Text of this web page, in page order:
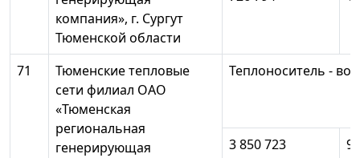
компания», г. Сургут
Тюменской области
71
Тюменские тепловые
сети филиал ОАО
«Тюменская
региональная
генерирующая
Теплоноситель -
3 850 723